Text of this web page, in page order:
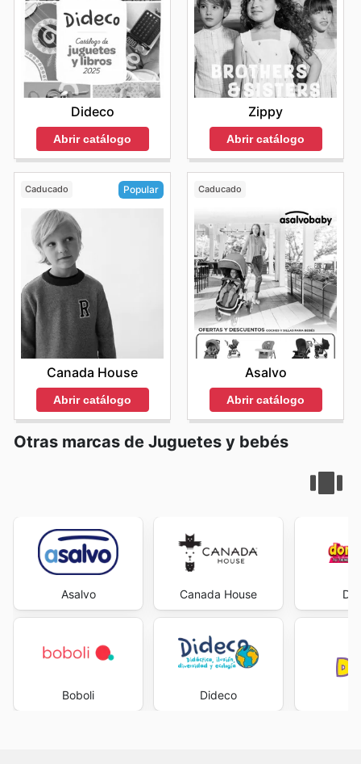
Dideco
Abrir catálogo
Zippy
Abrir catálogo
Caducado Popular
Canada House
Abrir catálogo
Caducado
Asalvo
Abrir catálogo
Otras marcas de Juguetes y bebés
Asalvo
Boboli
Canada House
Dideco